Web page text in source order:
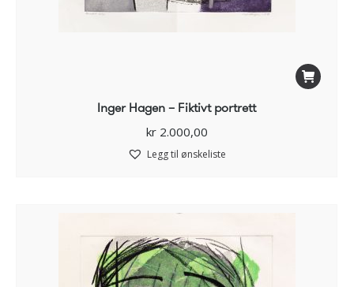
Inger Hagen – Fiktivt portrett
kr2.000,00
Legg til ønskeliste